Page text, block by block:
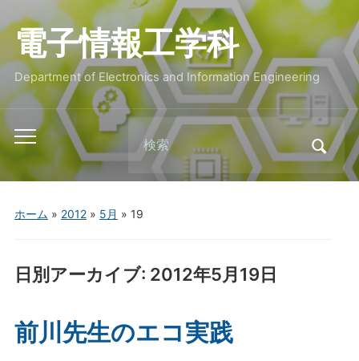
電子情報工学科
Department of Electronics and Information Engineering
Toggle
mobile
menu
Search
for:
ホーム » 2012» 5月 » 19
日別アーカイブ: 2012年5月19日
前川先生のエコ実践